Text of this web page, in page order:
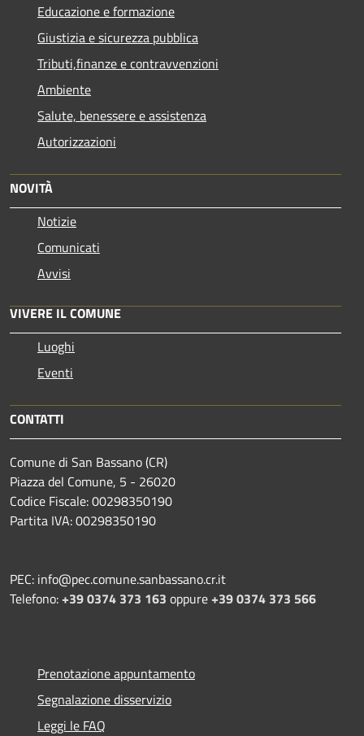
Educazione e formazione
Giustizia e sicurezza pubblica
Tributi,finanze e contravvenzioni
Ambiente
Salute, benessere e assistenza
Autorizzazioni
NOVITÀ
Notizie
Comunicati
Avvisi
VIVERE IL COMUNE
Luoghi
Eventi
CONTATTI
Comune di San Bassano (CR)
Piazza del Comune, 5 - 26020
Codice Fiscale: 00298350190
Partita IVA: 00298350190
PEC: info@pec.comune.sanbassano.cr.it
Telefono:+39 0374 373 163 oppure+39 0374 373 566
Prenotazione appuntamento
Segnalazione disservizio
Leggi le FAQ